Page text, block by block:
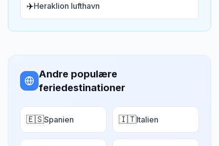
✈️Heraklion lufthavn
Andre populære
feriedestinationer
🇪🇸Spanien 🇮🇹Italien